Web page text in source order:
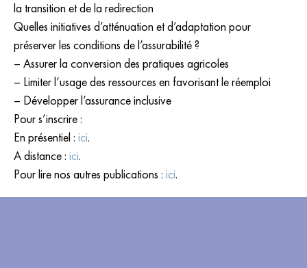
la transition et de la redirection
Quelles initiatives d’atténuation et d’adaptation pour
préserver les conditions de l’assurabilité ?
– Assurer la conversion des pratiques agricoles
– Limiter l’usage des ressources en favorisant le réemploi
– Développer l’assurance inclusive
Pour s’inscrire :
En présentiel : ici.
A distance : ici.
Pour lire nos autres publications : ici.